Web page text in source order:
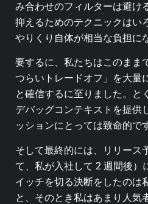
み合わせのフィルターは避け
抑えるためのテクニックはい
やりくり自体が相当な負担に
要するに、私たちはこのまま
つらいトレードオフ」を大量
と確信するに至りました。と
デバッグコンテキストを提供
ッションにとっては致命的で
そして最終的には、リリース
て、私が入社して 2 週間後）
イッチを切る決断をしたのは
と、そのとき私はあまり人気